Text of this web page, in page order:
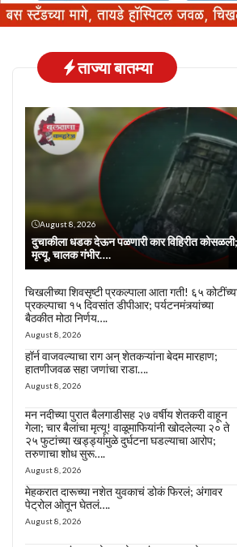
ताज्या बातम्या
August 8, 2026
दुचाकीला धडक देऊन पळणारी कार विहिरीत कोसळली;
मृत्यू, चालक गंभीर….
चिखलीच्या शिवसृष्टी प्रकल्पाला आता गती! ६५
प्रकल्पाचा १५ दिवसांत डीपीआर; पर्यटनमंत्र्यांच्या
बैठकीत मोठा निर्णय….
August 8, 2026
हॉर्न वाजवल्याचा राग अन् शेतकऱ्यांना बेदम मारहाण;
हातणीजवळ सहा जणांचा राडा….
August 8, 2026
मन नदीच्या पुरात बैलगाडीसह २७ वर्षीय शेतकरी वाहून
गेला; चार बैलांचा मृत्यू! वाळूमाफियांनी खोदलेल्या २० ते
२५ फुटांच्या खड्ड्यांमुळे दुर्घटना घडल्याचा आरोप;
तरुणाचा शोध सुरू….
August 8, 2026
मेहकरात दारूच्या नशेत युवकाचं डोकं फिरलं; अंगावर
पेट्रोल ओतून घेतलं….
August 8, 2026